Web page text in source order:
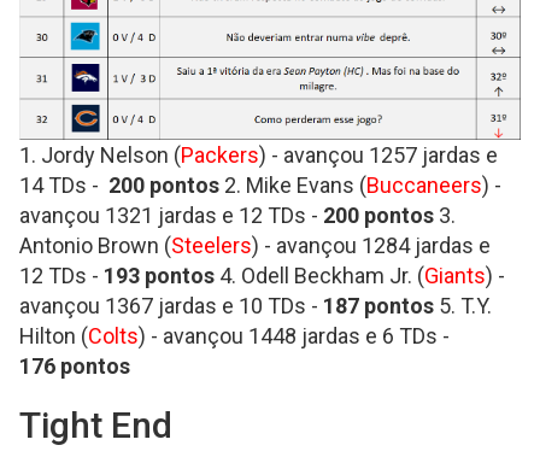
1. Jordy Nelson (Packers) - avançou 1257 jardas e
14 TDs - 200 pontos 2. Mike Evans (Buccaneers) -
avançou 1321 jardas e 12 TDs - 200 pontos 3.
Antonio Brown (Steelers) - avançou 1284 jardas e
12 TDs - 193 pontos 4. Odell Beckham Jr. (Giants) -
avançou 1367 jardas e 10 TDs - 187 pontos 5. T.Y.
Hilton (Colts) - avançou 1448 jardas e 6 TDs -
176 pontos
Tight End